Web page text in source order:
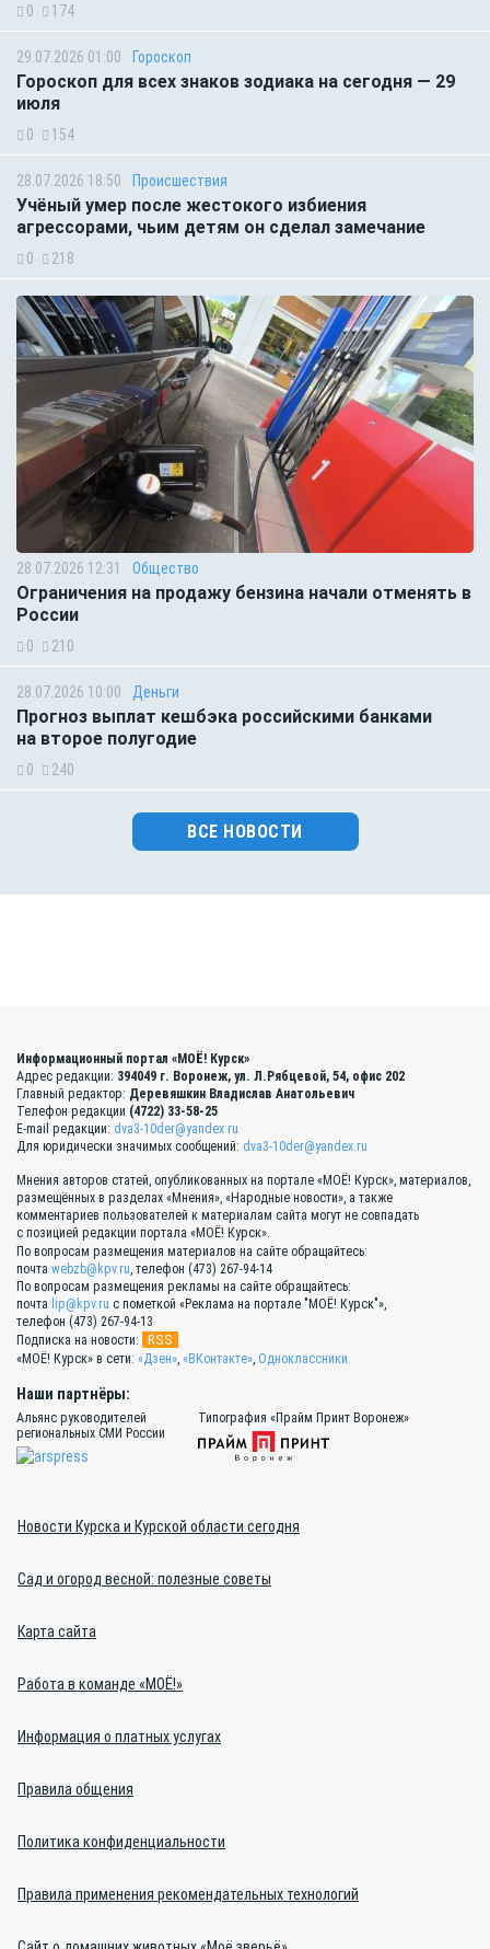
0 174
29.07.2026 01:00 Гороскоп
Гороскоп для всех знаков зодиака на сегодня — 29
июля
0 154
28.07.2026 18:50 Происшествия
Учёный умер после жестокого избиения
агрессорами, чьим детям он сделал замечание
0 218
28.07.2026 12:31 Общество
Ограничения на продажу бензина начали отменять в
России
0 210
28.07.2026 10:00 Деньги
Прогноз выплат кешбэка российскими банками
на второе полугодие
0 240
ВСЕ НОВОСТИ
Информационный портал «МОЁ! Курск»
Адрес редакции: 394049 г. Воронеж, ул. Л.Рябцевой, 54, офис 202
Главный редактор: Деревяшкин Владислав Анатольевич
Телефон редакции (4722) 33-58-25
E-mail редакции: dva3-10der@yandex.ru
Для юридически значимых сообщений: dva3-10der@yandex.ru
Мнения авторов статей, опубликованных на портале «МОЁ! Курск», материалов,
размещённых в разделах «Мнения», «Народные новости», а также
комментариев пользователей к материалам сайта могут не совпадать
с позицией редакции портала «МОЁ! Курск».
По вопросам размещения материалов на сайте обращайтесь:
почта webzb@kpv.ru, телефон (473) 267-94-14
По вопросам размещения рекламы на сайте обращайтесь:
почта lip@kpv.ru с пометкой «Реклама на портале "МОЁ! Курск"»,
телефон (473) 267-94-13
Подписка на новости:
RSS
«МОЁ! Курск» в сети: «Дзен», «ВКонтакте», Одноклассники
Наши партнёры:
Альянс руководителей
региональных СМИ России
Типография «Прайм Принт Воронеж»
Новости Курска и Курской области сегодня
Сад и огород весной: полезные советы
Карта сайта
Работа в команде «МОЁ!»
Информация о платных услугах
Правила общения
Политика конфиденциальности
Правила применения рекомендательных технологий